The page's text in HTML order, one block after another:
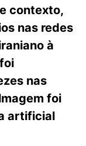
contexto,
nas redes
à
nas
foi
artificial